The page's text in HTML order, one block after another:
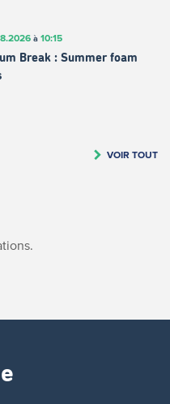
à 10:15
Break : Summer foam
VOIR TOUT